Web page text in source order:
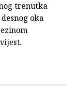
trenutka
oka